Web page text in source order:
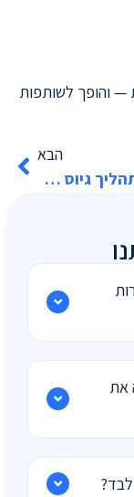
— והופך לשותפות
הבא
איך נראה תהליך גיוס מקצועי בחברות השמה מובילות?
את